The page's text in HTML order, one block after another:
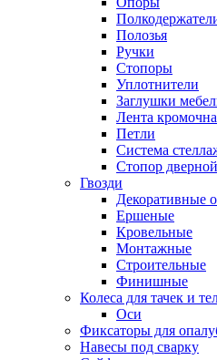
Полозья
Ручки
Стопоры
Уплотнители
Заглушки
Лента
Петли
Система
Стопор
Гвозди
Декоративные
Ершеные
Кровельные
Монтажные
Строительные
Финишные
Колеса для тачек и
Оси
Фиксаторы для
Навесы под сварку